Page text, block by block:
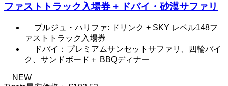
ファストトラック入場券 + ドバイ・砂漠サファリ
ブルジュ・ハリファ: ドリンク + SKY レベル148フ
ァストトラック入場券
ドバイ：プレミアムサンセットサファリ、四輪バイ
ク、サンドボード＋ BBQディナー
NEW